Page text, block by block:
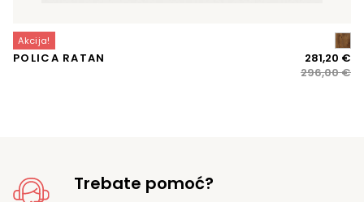
Akcija!
POLICA RATAN
296,00€
281,20 €
Trebate pomoć?